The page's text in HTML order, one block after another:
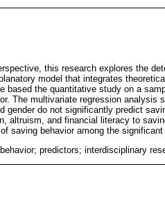
this research explores the
model that integrates
based the quantitative study on a
The multivariate regression
gender do not significantly predict
altruism, and financial literacy to
saving behavior among the significant
predictors; interdisciplinary